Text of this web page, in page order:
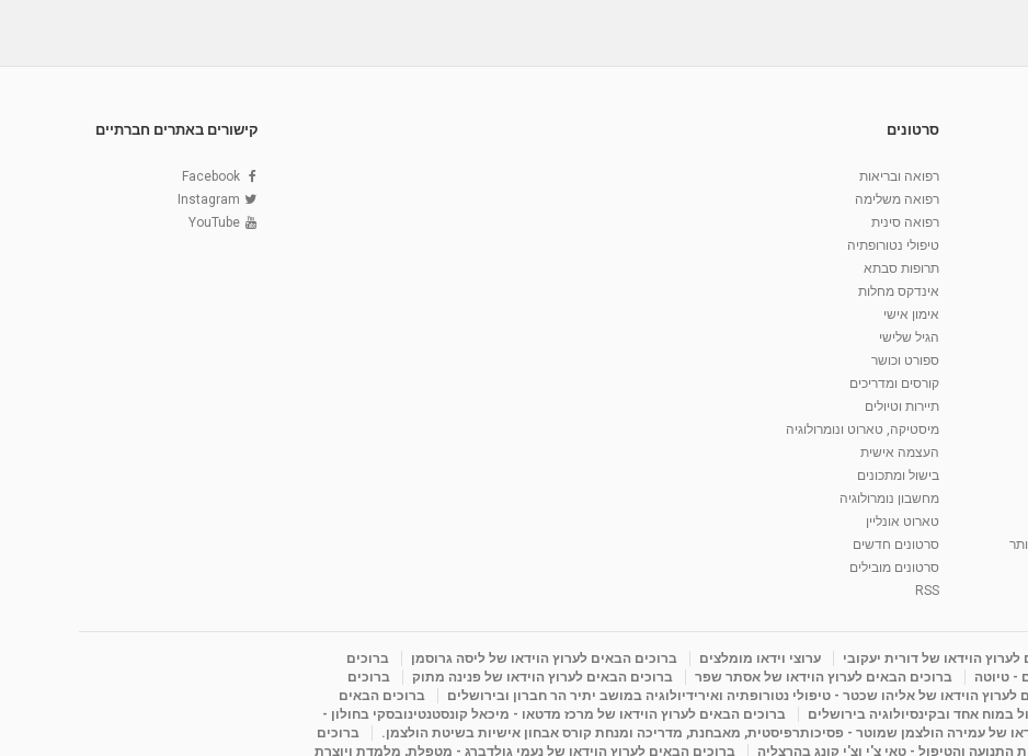
סרטונים
רפואה ובריאות
רפואה משלימה
רפואה סינית
טיפולי נטורופתיה
תרופות סבתא
אינדקס מחלות
אימון אישי
הגיל שלישי
ספורט וכושר
קורסים ומדריכים
תיירות וטיולים
מיסטיקה, טארוט ונומרולוגיה
העצמה אישית
בישול ומתכונים
מחשבון נומרולוגיה
טארוט אונליין
סרטונים חדשים
סרטונים מובילים
RSS
קישורים באתרים חברתיים
Facebook
Instagram
YouTube
הוידאו של דורית יעקובי ערוצי וידאו מומלצים ברוכים הבאים לערוץ הוידאו של ליסה גרוסמן
ברוכים
- טיוטה ברוכים הבאים לערוץ הוידאו של אסתר שפר ברוכים הבאים לערוץ הוידאו של פנינה מתוק
ברוכים
לערוץ הוידאו של אליהו שכטר - טיפולי נטורופתיה ואירידיולוגיה במושב יתיר הר חברון ובירושלים
ברוכים הבאים
במוח אחד ובקינסיולוגיה בירושלים
ברוכים הבאים לערוץ הוידאו של מרכז מדטאו - מיכאל קונסטנטינובסקי בחולון -
של עמירה הולצמן שמוטר - פסיכותרפיסטית, מאבחנת, מדריכה ומנחת קורס אבחון אישיות בשיטת הולצמן.
ברוכים
התנועה והטיפול - טאי צ'י וצ'י קונג בהרצליה
ברוכים הבאים לערוץ הוידאו של נעמי גולדברג - מטפלת, מלמדת ויוצרת